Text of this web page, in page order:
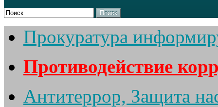
Поиск
Прокуратура
Противодействие
Антитеррор, Защита